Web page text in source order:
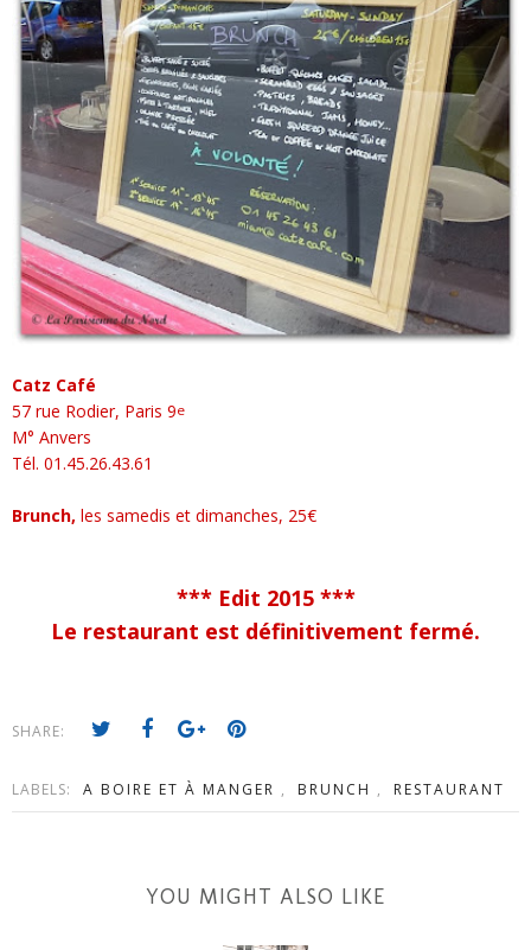
Catz Café
57 rue Rodier, Paris 9e
M° Anvers
Tél. 01.45.26.43.61
Brunch, les samedis et dimanches, 25€
*** Edit 2015 ***
Le restaurant est définitivement fermé.
SHARE:
LABELS: A BOIRE ET À MANGER , BRUNCH , RESTAURANT
YOU MIGHT ALSO LIKE